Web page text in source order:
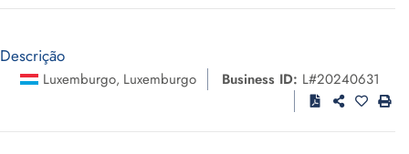
Descrição
Luxemburgo, Luxemburgo Business ID: L#20240631